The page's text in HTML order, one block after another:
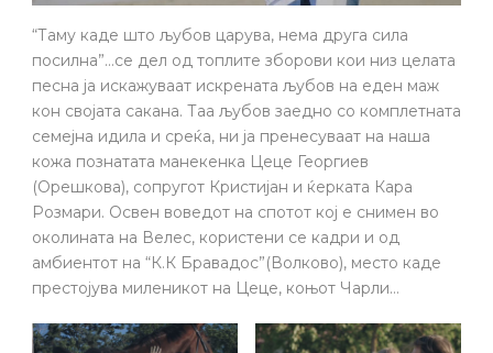
“Таму каде што љубов царува, нема друга сила
посилна”…се дел од топлите зборови кои низ целата
песна ја искажуваат искрената љубов на еден маж
кон својата сакана. Таа љубов заедно со комплетната
семејна идила и среќа, ни ја пренесуваат на наша
кожа познатата манекенка Цеце Георгиев
(Орешкова), сопругот Кристијан и ќерката Кара
Розмари. Освен воведот на спотот кој е снимен во
околината на Велес, користени се кадри и од
амбиентот на “К.К Бравадос”(Волково), место каде
престојува миленикот на Цеце, коњот Чарли…